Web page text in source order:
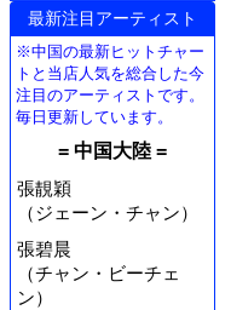
最新注目アーティスト
※中国の最新ヒットチャー
トと当店人気を総合した今
注目のアーティストです。
毎日更新しています。
= 中国大陸 =
張靚穎
（ジェーン・チャン）
張碧晨
（チャン・ビーチェ
ン）